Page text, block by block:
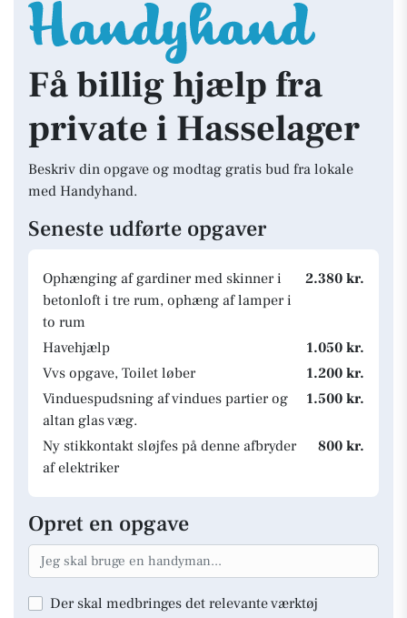
Få billig hjælp fra
private i Hasselager
Beskriv din opgave og modtag gratis bud fra lokale
med Handyhand.
Seneste udførte opgaver
Ophænging af gardiner med skinner i
betonloft i tre rum, ophæng af lamper i
to rum
2.380 kr.
Havehjælp
1.050 kr.
Vvs opgave, Toilet løber
1.200 kr.
Vinduespudsning af vindues partier og
altan glas væg.
1.500 kr.
Ny stikkontakt sløjfes på denne afbryder
af elektriker
800 kr.
Opret en opgave
Der skal medbringes det relevante værktøj